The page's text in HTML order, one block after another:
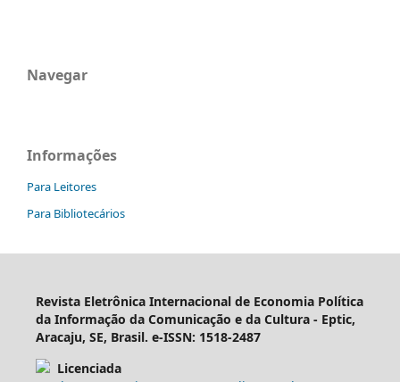
Navegar
Informações
Para Leitores
Para Bibliotecários
Revista Eletrônica Internacional de Economia Política
da Informação da Comunicação e da Cultura - Eptic,
Aracaju, SE, Brasil. e-ISSN: 1518-2487
Licenciada